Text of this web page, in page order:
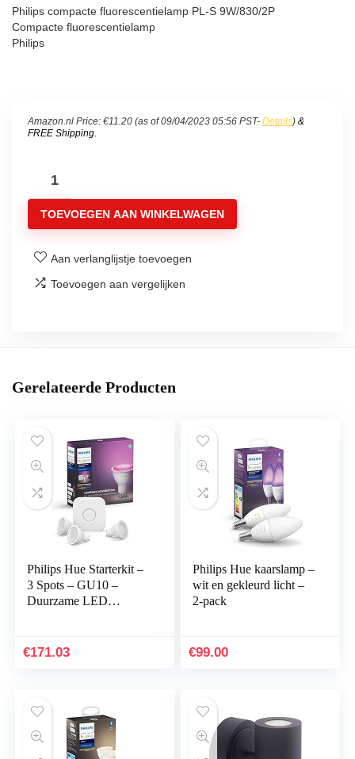
Philips compacte fluorescentielamp PL-S 9W/830/2P
Compacte fluorescentielamp
Philips
Amazon.nl Price: €11.20 (as of 09/04/2023 05:56 PST- Details) &
FREE Shipping
Philips
energiezuinige
lamp/FT009G23
W
aantal
TOEVOEGEN AAN WINKELWAGEN
Aan verlanglijstje toevoegen
Toevoegen aan vergelijken
Gerelateerde Producten
Philips Hue Starterkit –
3 Spots – GU10 –
Duurzame LED
Hue Bridge –
€171.03
Philips Hue kaarslamp –
wit en gekleurd licht –
2-pack
€99.00